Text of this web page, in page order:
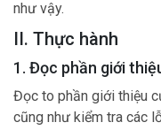
như vậy.
II. Thực hành
1. Đọc phần giới
Đọc to phần giới thiệu
cũng như kiểm tra các